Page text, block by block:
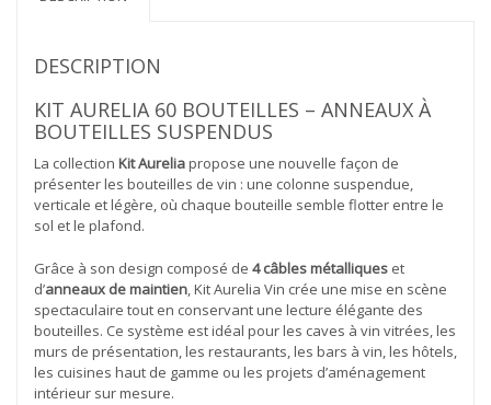
DESCRIPTION
KIT AURELIA 60 BOUTEILLES – ANNEAUX À
BOUTEILLES SUSPENDUS
La collection Kit Aureliapropose une nouvelle façon de
présenter les bouteilles de vin : une colonne suspendue,
verticale et légère, où chaque bouteille semble flotter entre le
sol et le plafond.
Grâce à son design composé de 4 câbles métalliques et
d’anneaux de maintien, Kit Aurelia Vin crée une mise en scène
spectaculaire tout en conservant une lecture élégante des
bouteilles. Ce système est idéal pour les caves à vin vitrées, les
murs de présentation, les restaurants, les bars à vin, les hôtels,
les cuisines haut de gamme ou les projets d’aménagement
intérieur sur mesure.